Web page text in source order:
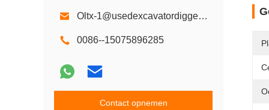
Oltx-1@usedexcavatordigger.com
0086--15075896285
Contact opnemen